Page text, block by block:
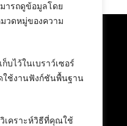
ารถดูข้อมูลโดย
วดหมู่ของความ
ก็บไว้ในเบราว์เซอร์
ใช้งานฟังก์ชันพื้นฐาน
เคราะห์วิธีที่คุณใช้